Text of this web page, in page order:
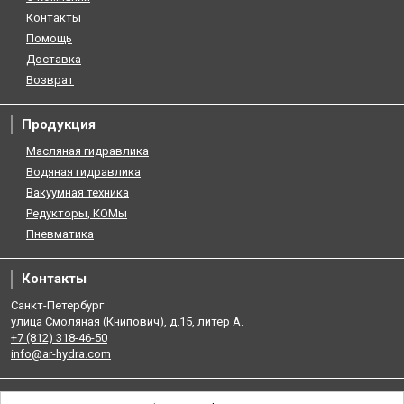
Контакты
Помощь
Доставка
Возврат
Продукция
Масляная гидравлика
Водяная гидравлика
Вакуумная техника
Редукторы, КОМы
Пневматика
Контакты
Санкт-Петербург
улица Смоляная (Книпович), д.15, литер А.
+7 (812) 318-46-50
info@ar-hydra.com